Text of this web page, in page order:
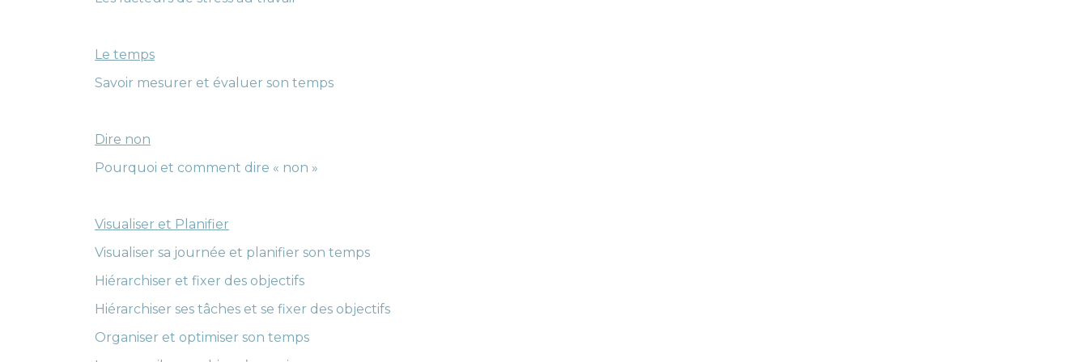
Le temps
Savoir mesurer et évaluer son temps
Dire non
Pourquoi et comment dire « non »
Visualiser et Planifier
Visualiser sa journée et planifier son temps
Hiérarchiser et fixer des objectifs
Hiérarchiser ses tâches et se fixer des objectifs
Organiser et optimiser son temps